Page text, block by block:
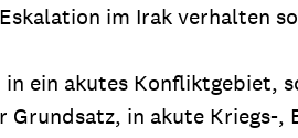
im Irak verhalten
ein akutes Konfliktgebiet,
in akute Kriegs-,